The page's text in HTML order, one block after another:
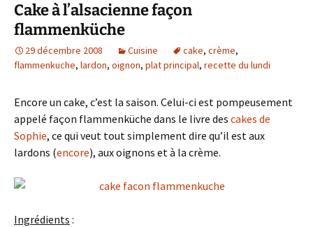
Cake à l’alsacienne façon
flammenküche
29 décembre 2008 Cuisine cake, crème,
flammenkuche, lardon, oignon, plat principal, recette du lundi
Encore un cake, c’est la saison. Celui-ci est pompeusement
appelé façon flammenküche dans le livre des cakes de
Sophie, ce qui veut tout simplement dire qu’il est aux
lardons (encore), aux oignons et à la crème.
Ingrédients :